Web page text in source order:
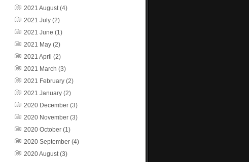
2021 August(4)
2021 July (2)
2021 June (1)
2021 May (2)
2021 April (2)
2021 March (3)
2021 February (2)
2021 January (2)
2020 December (3)
2020 November (3)
2020 October (1)
2020 September (4)
2020 August(3)